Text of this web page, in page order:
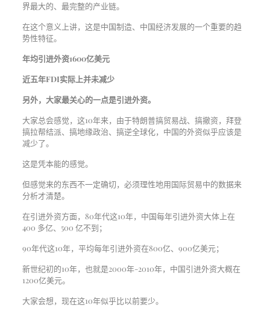
界最大的、最完整的产业链。
在这个意义上讲，这是中国制造、中国经济发展的一个重要的趋
势性特征。
年均引进外资1600亿美元
近五年FDI实际上并未减少
另外，大家最关心的一点是引进外资。
大家总会感觉，这10年来，由于特朗普搞贸易战、搞撤资，拜登
搞拉帮结派、搞地缘政治、搞逆全球化，中国的外资似乎应该是
减少了。
这是凭本能的感觉。
但感觉来的东西不一定确切，必须理性地用国际贸易中的数据来
分析才清楚。
在引进外资方面，80年代这10年，中国每年引进外资大体上在
400 多亿、500 亿不到；
90年代这10年，平均每年引进外资在800亿、900亿美元；
新世纪初的10年，也就是2000年-2010年，中国引进外资大概在
1200亿美元。
大家会想，现在这10年似乎比以前要少。